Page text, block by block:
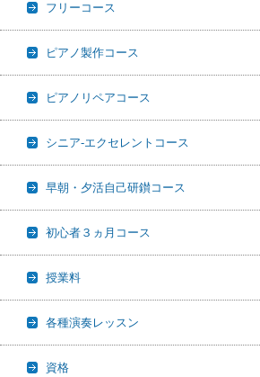
フリーコース
ピアノ製作コース
ピアノリペアコース
シニア-エクセレントコース
早朝・夕活自己研鑚コース
初心者３ヵ月コース
授業料
各種演奏レッスン
資格